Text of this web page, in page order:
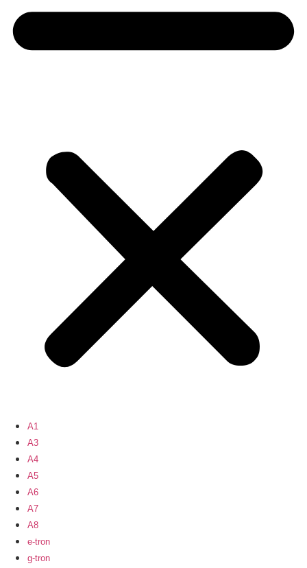
A1
A3
A4
A5
A6
A7
A8
e-tron
g-tron